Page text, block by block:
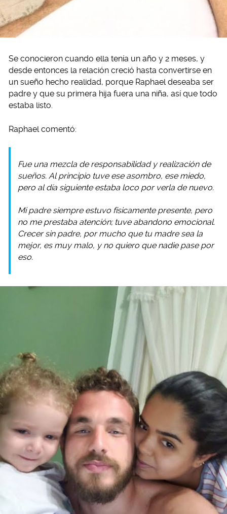
Se conocieron cuando ella tenía un año y 2 meses, y
desde entonces la relación creció hasta convertirse en
un sueño hecho realidad, porque Raphael deseaba ser
padre y que su primera hija fuera una niña, así que todo
estaba listo.
Raphael comentó:
Fue una mezcla de responsabilidad y realización de
sueños. Al principio tuve ese asombro, ese miedo,
pero al día siguiente estaba loco por verla de nuevo.
Mi padre siempre estuvo físicamente presente, pero
no me prestaba atención; tuve abandono emocional.
Crecer sin padre, por mucho que tu madre sea la
mejor, es muy malo, y no quiero que nadie pase por
eso.